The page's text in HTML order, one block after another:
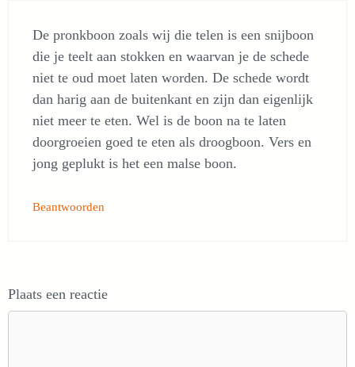
De pronkboon zoals wij die telen is een snijboon
die je teelt aan stokken en waarvan je de schede
niet te oud moet laten worden. De schede wordt
dan harig aan de buitenkant en zijn dan eigenlijk
niet meer te eten. Wel is de boon na te laten
doorgroeien goed te eten als droogboon. Vers en
jong geplukt is het een malse boon.
Beantwoorden
Plaats een reactie